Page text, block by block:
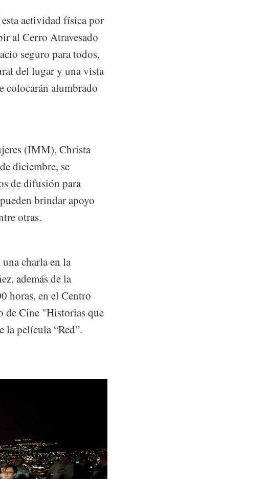
actividad física por
al Cerro Atravesado
seguro para todos,
del lugar y una vista
colocarán alumbrado
(IMM), Christa
diciembre, se
de difusión para
brindar apoyo
otras.
charla en la
además de la
horas, en el Centro
Cine "Historias que
la película “Red”.